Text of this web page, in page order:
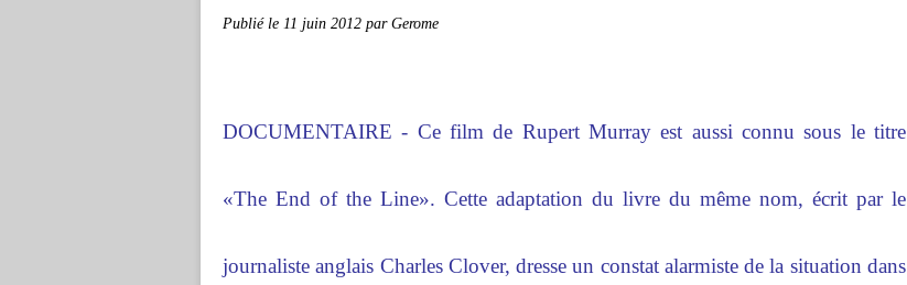
Publié le 11 juin 2012 par Gerome
DOCUMENTAIRE - Ce film de Rupert Murray est aussi connu sous le titre
«The End of the Line». Cette adaptation du livre du même nom, écrit par le
journaliste anglais Charles Clover, dresse un constat alarmiste de la situation dans